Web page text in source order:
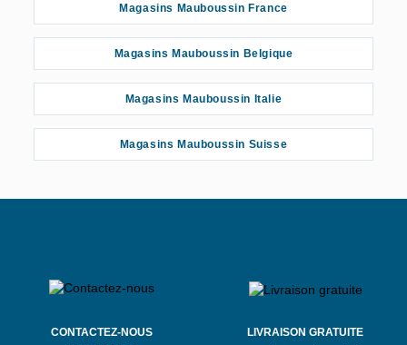
Magasins Mauboussin France
Magasins Mauboussin Belgique
Magasins Mauboussin Italie
Magasins Mauboussin Suisse
CONTACTEZ-NOUS
LIVRAISON GRATUITE